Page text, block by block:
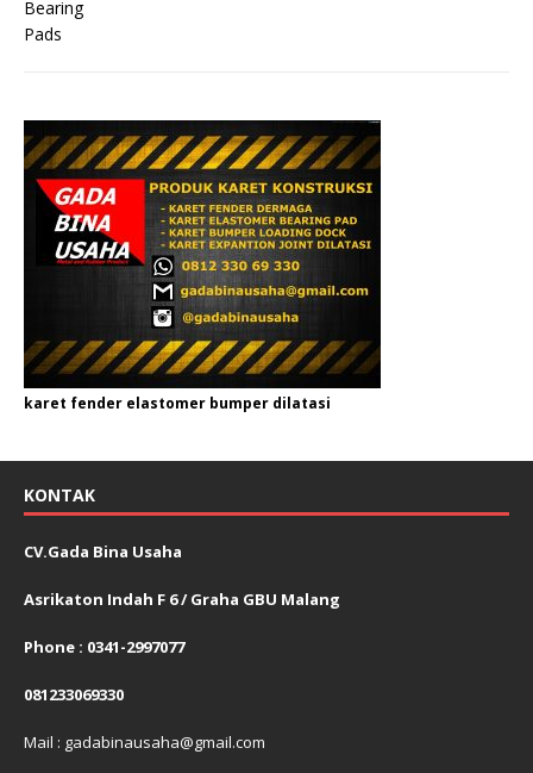
karet fender elastomer bumper dilatasi
KONTAK
CV.Gada Bina Usaha
Asrikaton Indah F 6 / Graha GBU Malang
Phone : 0341-2997077
081233069330
Mail : gadabinausaha@gmail.com